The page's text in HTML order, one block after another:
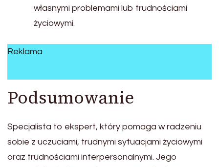
własnymi problemami lub trudnościami
życiowymi.
Reklama
Podsumowanie
Specjalista to ekspert, który pomaga w radzeniu
sobie z uczuciami, trudnymi sytuacjami życiowymi
oraz trudnościami interpersonalnymi. Jego